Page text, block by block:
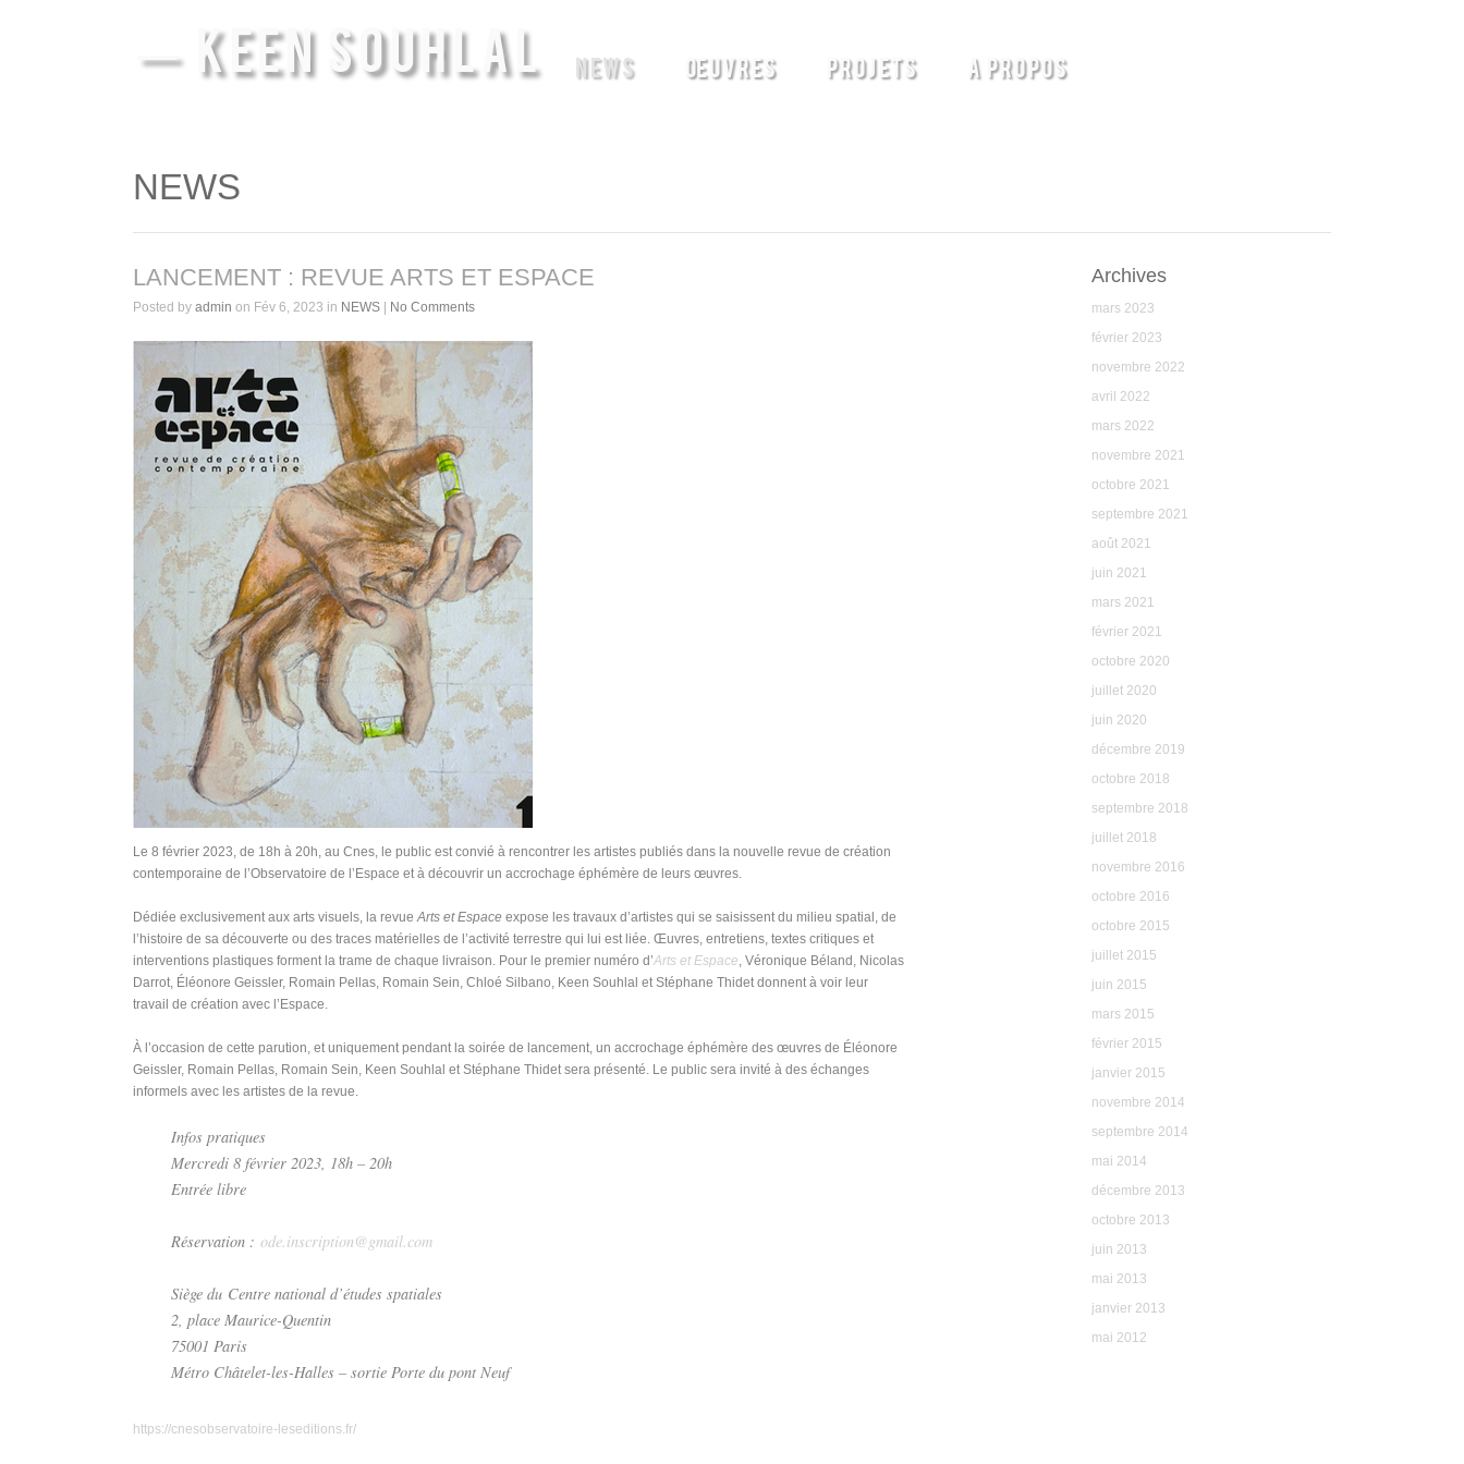
— KEEN SOUHLAL NEWS ŒUVRES PROJETS A PROPOS
NEWS
LANCEMENT : REVUE ARTS ET ESPACE
Posted by admin on Fév 6, 2023 in NEWS No Comments
Le 8 février 2023, de 18h à 20h, au Cnes, le public est convié à rencontrer les artistes publiés dans la nouvelle revue de création
contemporaine de l’Observatoire de l’Espace et à découvrir un accrochage éphémère de leurs œuvres.
Dédiée exclusivement aux arts visuels, la revueArts et Espace expose les travaux d’artistes qui se saisissent du milieu spatial, de
l’histoire de sa découverte ou des traces matérielles de l’activité terrestre qui lui est liée. Œuvres, entretiens, textes critiques et
interventions plastiques forment la trame de chaque livraison. Pour le premier numéro d’Arts et Espace, Véronique Béland, Nicolas
Darrot, Éléonore Geissler, Romain Pellas, Romain Sein, Chloé Silbano, Keen Souhlal et Stéphane Thidet donnent à voir leur
travail de création avec l’Espace.
À l’occasion de cette parution, et uniquement pendant la soirée de lancement, un accrochage éphémère des œuvres de Éléonore
Geissler, Romain Pellas, Romain Sein, Keen Souhlal et Stéphane Thidet sera présenté. Le public sera invité à des échanges
informels avec les artistes de la revue.
Infos pratiques
Mercredi 8 février 2023, 18h – 20h
Entrée libre
Réservation : ode.inscription@gmail.com
Siège du Centre national d’études spatiales
2, place Maurice-Quentin
75001 Paris
Métro Châtelet-les-Halles – sortie Porte du pont Neuf
https://cnesobservatoire-leseditions.fr/
Archives
mars 2023
février 2023
novembre 2022
avril 2022
mars 2022
novembre 2021
octobre 2021
septembre 2021
août 2021
juin 2021
mars 2021
février 2021
octobre 2020
juillet 2020
juin 2020
décembre 2019
octobre 2018
septembre 2018
juillet 2018
novembre 2016
octobre 2016
octobre 2015
juillet 2015
juin 2015
mars 2015
février 2015
janvier 2015
novembre 2014
septembre 2014
mai 2014
décembre 2013
octobre 2013
juin 2013
mai 2013
janvier 2013
mai 2012